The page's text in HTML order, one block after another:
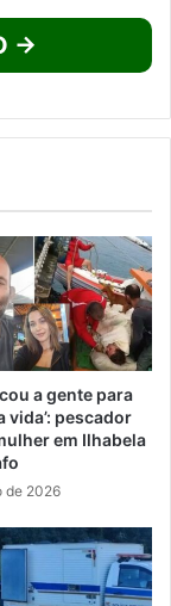
→
a gente para
vida’: pescador
em Ilhabela
de 2026